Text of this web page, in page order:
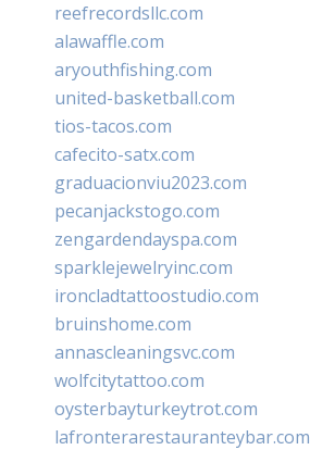
reefrecordsllc.com
alawaffle.com
aryouthfishing.com
united-basketball.com
tios-tacos.com
cafecito-satx.com
graduacionviu2023.com
pecanjackstogo.com
zengardendayspa.com
sparklejewelryinc.com
ironcladtattoostudio.com
bruinshome.com
annascleaningsvc.com
wolfcitytattoo.com
oysterbayturkeytrot.com
lafronterarestauranteybar.com